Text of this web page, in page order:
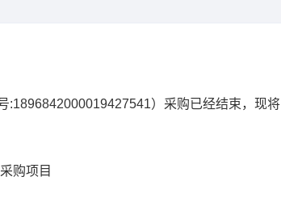
:1896842000019427541）采购已经结束，现将
采购项目